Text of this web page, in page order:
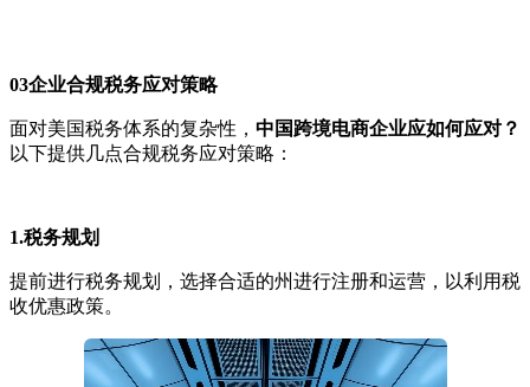
03企业合规税务应对策略
面对美国税务体系的复杂性， 中国跨境电商企业应如何应对？
以下提供几点合规税务应对策略：
1.税务规划
提前进行税务规划，选择合适的州进行注册和运营，以利用税
收优惠政策。